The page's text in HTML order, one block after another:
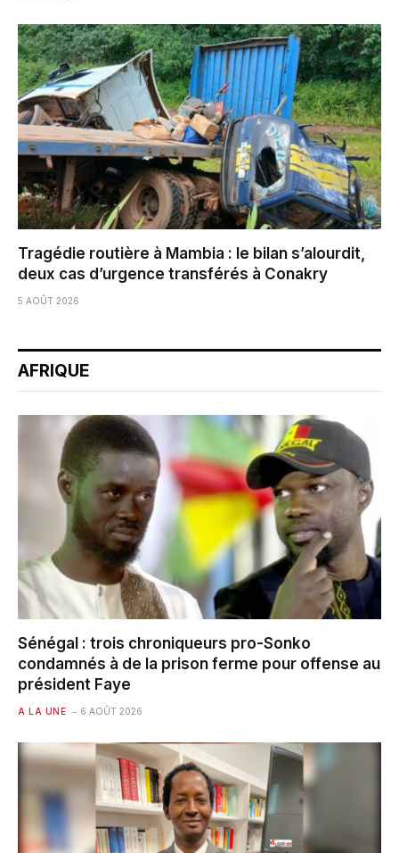
Tragédie routière à Mambia : le bilan s’alourdit,
deux cas d’urgence transférés à Conakry
5 AOÛT 2026
AFRIQUE
Sénégal : trois chroniqueurs pro-Sonko
condamnés à de la prison ferme pour offense au
président Faye
A LA UNE 6 AOÛT 2026